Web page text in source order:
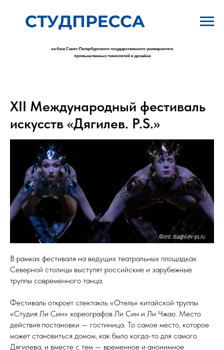
на базе Санкт-Петербургского государственного университета
промышленных технологий и дизайна
XII Международный фестиваль
искусств «Дягилев. P.S.»
В рамках фестиваля на ведущих театральных площадках
Северной столицы выступят российские и зарубежные
труппы современного танца.
Фестиваль откроет спектакль «Отель» китайской труппы
«Студия Ли Син» хореографов Ли Син и Ли Чжао. Место
действия постановки — гостиница. То самое место, которое
может становиться домом, как было когда-то для самого
Дягилева, и вместе с тем — временное и анонимное